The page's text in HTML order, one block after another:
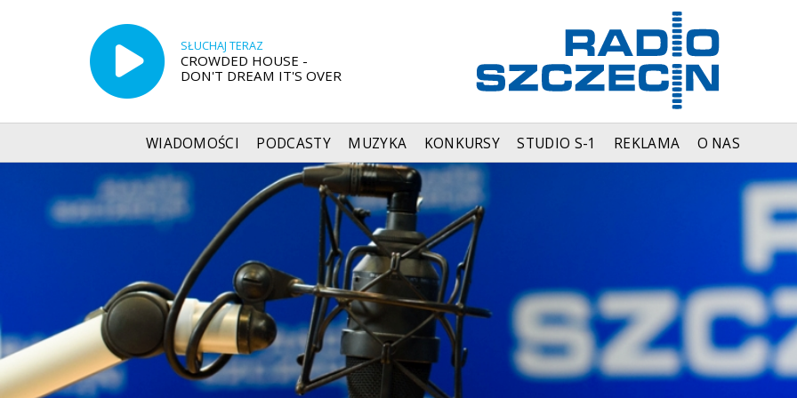
SŁUCHAJ TERAZ
CROWDED HOUSE -
DON'T DREAM IT'S OVER
WIADOMOŚCI PODCASTY MUZYKA KONKURSY STUDIO S-1 REKLAMA O NAS